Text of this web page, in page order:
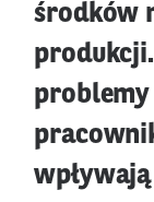
środków
problemy